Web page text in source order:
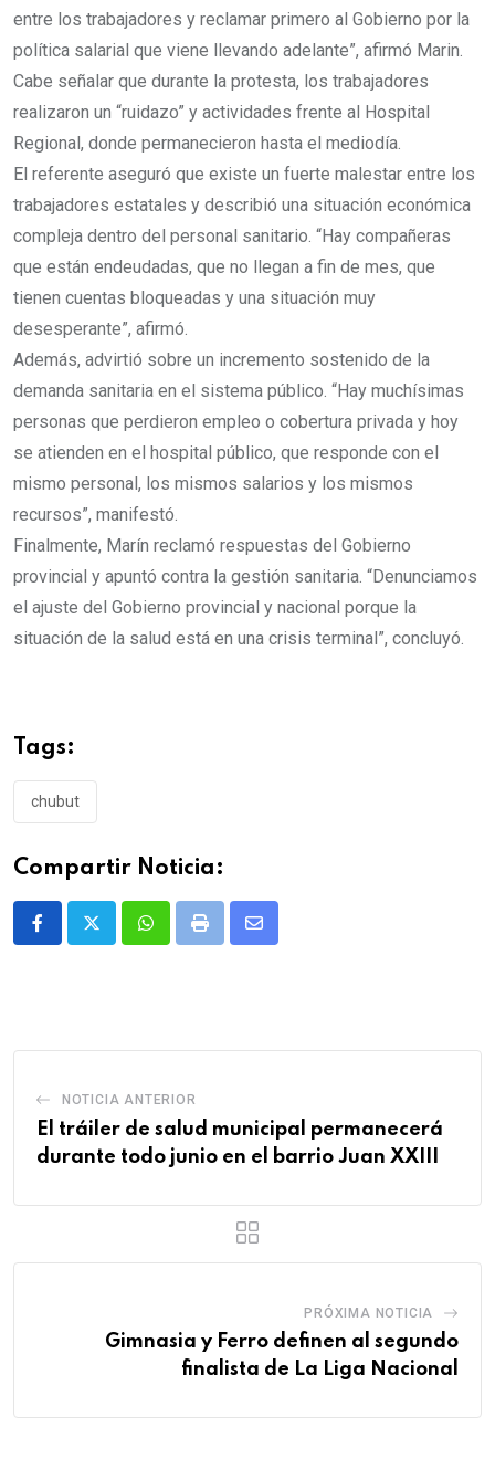
entre los trabajadores y reclamar primero al Gobierno por la
política salarial que viene llevando adelante”, afirmó Marin.
Cabe señalar que durante la protesta, los trabajadores
realizaron un “ruidazo” y actividades frente al Hospital
Regional, donde permanecieron hasta el mediodía.
El referente aseguró que existe un fuerte malestar entre los
trabajadores estatales y describió una situación económica
compleja dentro del personal sanitario. “Hay compañeras
que están endeudadas, que no llegan a fin de mes, que
tienen cuentas bloqueadas y una situación muy
desesperante”, afirmó.
Además, advirtió sobre un incremento sostenido de la
demanda sanitaria en el sistema público. “Hay muchísimas
personas que perdieron empleo o cobertura privada y hoy
se atienden en el hospital público, que responde con el
mismo personal, los mismos salarios y los mismos
recursos”, manifestó.
Finalmente, Marín reclamó respuestas del Gobierno
provincial y apuntó contra la gestión sanitaria. “Denunciamos
el ajuste del Gobierno provincial y nacional porque la
situación de la salud está en una crisis terminal”, concluyó.
Tags:
chubut
Compartir Noticia:
WhatsappPrint
Share
NOTICIA ANTERIOR
El tráiler de salud municipal permanecerá
durante todo junio en el barrio Juan XXIII
PRÓXIMA NOTICIA
Gimnasia y Ferro definen al segundo
finalista de La Liga Nacional